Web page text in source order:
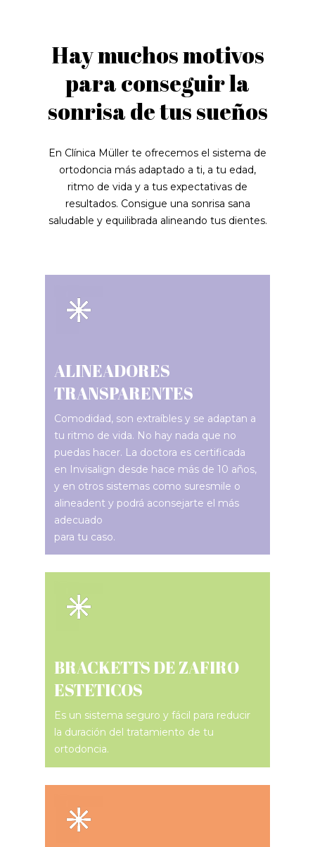
Hay muchos motivos
para conseguir la
sonrisa de tus sueños
En Clínica Müller te ofrecemos el sistema de
ortodoncia más adaptado a ti, a tu edad,
ritmo de vida y a tus expectativas de
resultados. Consigue una sonrisa sana
saludable y equilibrada alineando tus dientes.
ALINEADORES
TRANSPARENTES
Comodidad, son extraíbles y se adaptan a
tu ritmo de vida. No hay nada que no
puedas hacer. La doctora es certificada
en Invisalign desde hace más de 10 años,
y en otros sistemas como suresmile o
alineadent y podrá aconsejarte el más
adecuado
para tu caso.
BRACKETTS DE ZAFIRO
ESTETICOS
Es un sistema seguro y fácil para reducir
la duración del tratamiento de tu
ortodoncia.